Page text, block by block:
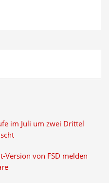
im Juli um zwei Drittel
Version von FSD melden